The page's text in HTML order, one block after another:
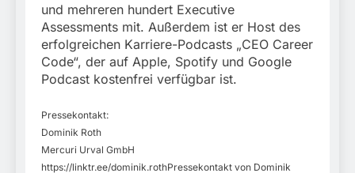
und mehreren hundert Executive
Assessments mit. Außerdem ist er Host des
erfolgreichen Karriere-Podcasts „CEO Career
Code“, der auf Apple, Spotify und Google
Podcast kostenfrei verfügbar ist.
Pressekontakt:
Dominik Roth
Mercuri Urval GmbH
https://linktr.ee/dominik.rothPressekontakt von Dominik